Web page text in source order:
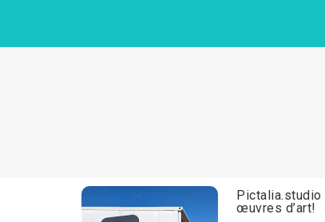
Pictalia.studio
œuvres d’art!